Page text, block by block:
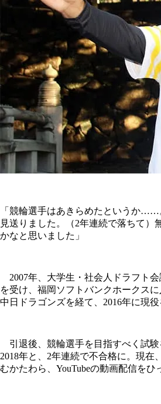
「競輪選手はあきらめたというか
見送りました。（2年連続で落ちて）
かなと思いました」
2007年、大学生・社会人ドラフト
を受け、福岡ソフトバンクホークスに
中日ドラゴンズを経て、2016年に現役
引退後、競輪選手を目指すべく試験
2018年と、2年連続で不合格に。現在
むかたわら、YouTubeの動画配信をひ